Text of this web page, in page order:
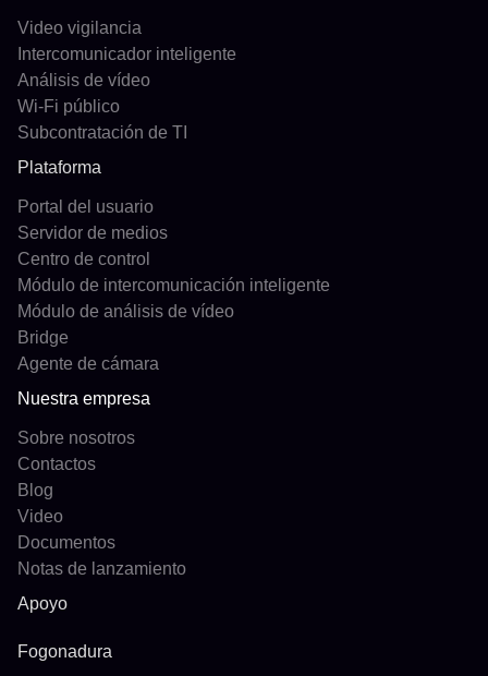
Video vigilancia
Intercomunicador inteligente
Análisis de vídeo
Wi-Fi público
Subcontratación de TI
Plataforma
Portal del usuario
Servidor de medios
Centro de control
Módulo de intercomunicación inteligente
Módulo de análisis de vídeo
Bridge
Agente de cámara
Nuestra empresa
Sobre nosotros
Contactos
Blog
Video
Documentos
Notas de lanzamiento
Apoyo
Fogonadura